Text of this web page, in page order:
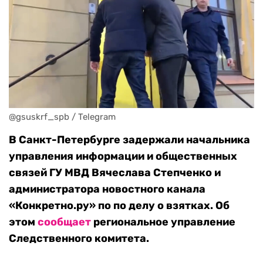
@gsuskrf_spb / Telegram
В Санкт-Петербурге задержали начальника
управления информации и общественных
связей ГУ МВД Вячеслава Степченко и
администратора новостного канала
«Конкретно.ру» по по делу о взятках. Об
этом сообщает региональное управление
Следственного комитета.